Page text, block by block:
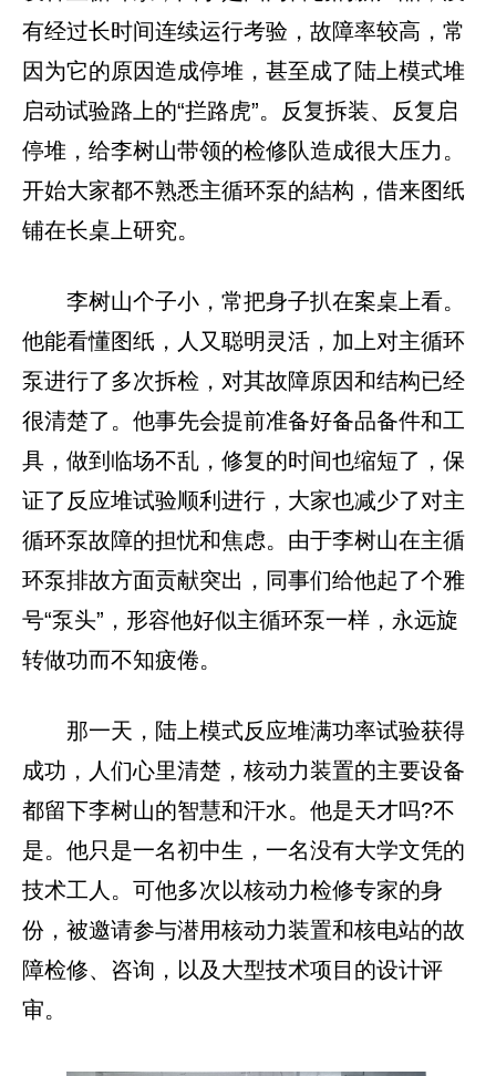
有经过长时间连续运行考验，故障率较高，常
因为它的原因造成停堆，甚至成了陆上模式堆
启动试验路上的“拦路虎”。反复拆装、反复启
停堆，给李树山带领的检修队造成很大压力。
开始大家都不熟悉主循环泵的結构，借来图纸
铺在长桌上研究。
李树山个子小，常把身子扒在案桌上看。
他能看懂图纸，人又聪明灵活，加上对主循环
泵进行了多次拆检，对其故障原因和结构已经
很清楚了。他事先会提前准备好备品备件和工
具，做到临场不乱，修复的时间也缩短了，保
证了反应堆试验顺利进行，大家也减少了对主
循环泵故障的担忧和焦虑。由于李树山在主循
环泵排故方面贡献突出，同事们给他起了个雅
号“泵头”，形容他好似主循环泵一样，永远旋
转做功而不知疲倦。
那一天，陆上模式反应堆满功率试验获得
成功，人们心里清楚，核动力装置的主要设备
都留下李树山的智慧和汗水。他是天才吗?不
是。他只是一名初中生，一名没有大学文凭的
技术工人。可他多次以核动力检修专家的身
份，被邀请参与潜用核动力装置和核电站的故
障检修、咨询，以及大型技术项目的设计评
审。